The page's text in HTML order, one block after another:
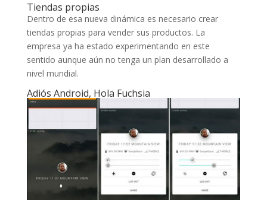
Tiendas propias
Dentro de esa nueva dinámica es necesario crear
tiendas propias para vender sus productos. La
empresa ya ha estado experimentando en este
sentido aunque aún no tenga un plan desarrollado a
nivel mundial.
Adiós Android, Hola Fuchsia